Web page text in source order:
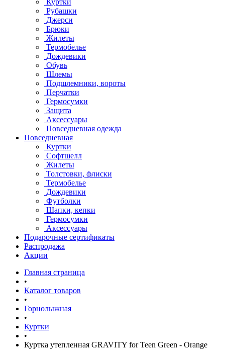
Рубашки
Джерси
Брюки
Жилеты
Термобелье
Дождевики
Обувь
Шлемы
Подшлемники, вороты
Перчатки
Гермосумки
Защита
Аксессуары
Повседневная одежда
Повседневная
Куртки
Софтшелл
Жилеты
Толстовки, флиски
Термобелье
Дождевики
Футболки
Шапки, кепки
Гермосумки
Аксессуары
Подарочные сертификаты
Распродажа
Акции
Главная страница
•
Каталог товаров
•
Горнолыжная
•
Куртки
•
Куртка утепленная GRAVITY for Teen Green - Orange